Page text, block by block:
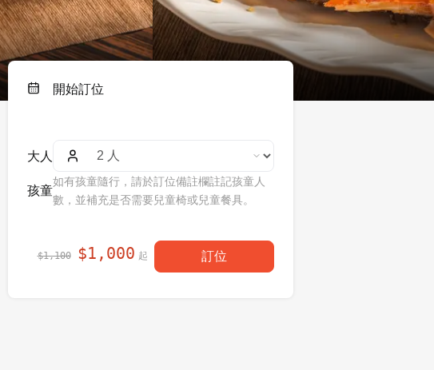
開始訂位
大人
孩童
如有孩童隨行，請於訂位備註欄註記孩童人
數，並補充是否需要兒童椅或兒童餐具。
$1,100 $1,000 起
訂位